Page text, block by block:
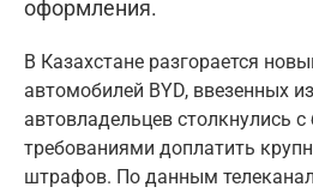
оформления.
В Казахстане разгорается
автомобилей BYD, ввезенных
автовладельцев столкнулись
требованиями доплатить
штрафов. По данным